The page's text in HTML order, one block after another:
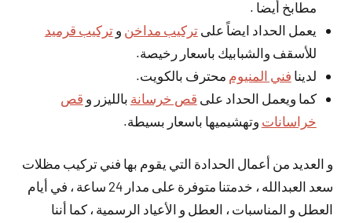
مطابخ أيضا .
يعمل الحداد ايضاً علىتركيب مداخن وتركيب قرميد
للأسقف والشبابيك باسعار رخيصة.
لدينا فني المنيوم محترف بالكويت.
كما ويعمل الحداد على قص خرسانة بالليزر و قص
خراسانات وتهشيميها باسعار بسيطة.
و العديد من أعمال الحدادة التي يقوم بها فني تركيب مظلات
سعد العبدالله ، خدمتنا متوفرة على مدار 24 ساعة ، في أيام
العطل و المناسبات ، العطل و الأعياد الرسمية ، كما أننا